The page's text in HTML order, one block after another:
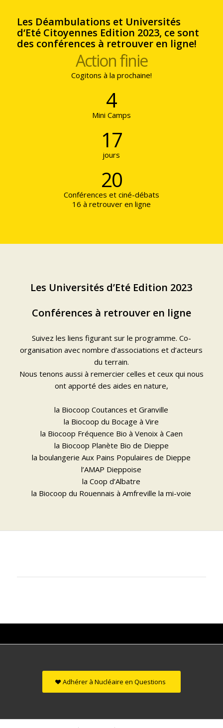
Les Déambulations et Universités
d‘Eté Citoyennes Edition 2023, ce sont
des conférences à retrouver en ligne!
Action finie
Cogitons à la prochaine!
4
Mini Camps
17
jours
20
Conférences et ciné-débats
16 à retrouver en ligne
Les Universités d’Eté Edition 2023
Conférences à retrouver en ligne
Suivez les liens figurant surle programme. Co-
organisation avec nombre d’associations et d’acteurs
du terrain.
Nous tenons aussi à remercier celles et ceux qui nous
ont apporté des aides en nature,
la Biocoop Coutances et Granville
la Biocoop du Bocage à Vire
la Biocoop Fréquence Bio à Venoix à Caen
la Biocoop Planète Bio de Dieppe
la boulangerie Aux Pains Populaires de Dieppe
l’AMAP Dieppoise
la Coop d’Albatre
la Biocoop du Rouennais à Amfreville la mi-voie
Adhérer à Nucléaire en Questions